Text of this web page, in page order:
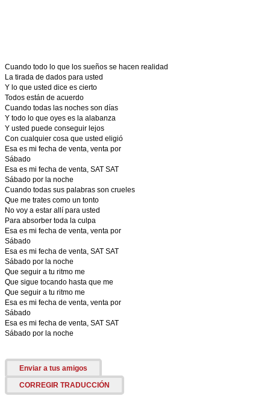
Cuando todo lo que los sueños se hacen realidad
La tirada de dados para usted
Y lo que usted dice es cierto
Todos están de acuerdo
Cuando todas las noches son días
Y todo lo que oyes es la alabanza
Y usted puede conseguir lejos
Con cualquier cosa que usted eligió
Esa es mi fecha de venta, venta por
Sábado
Esa es mi fecha de venta, SAT SAT
Sábado por la noche
Cuando todas sus palabras son crueles
Que me trates como un tonto
No voy a estar allí para usted
Para absorber toda la culpa
Esa es mi fecha de venta, venta por
Sábado
Esa es mi fecha de venta, SAT SAT
Sábado por la noche
Que seguir a tu ritmo me
Que sigue tocando hasta que me
Que seguir a tu ritmo me
Esa es mi fecha de venta, venta por
Sábado
Esa es mi fecha de venta, SAT SAT
Sábado por la noche
Enviar a tus amigos
CORREGIR TRADUCCIÓN